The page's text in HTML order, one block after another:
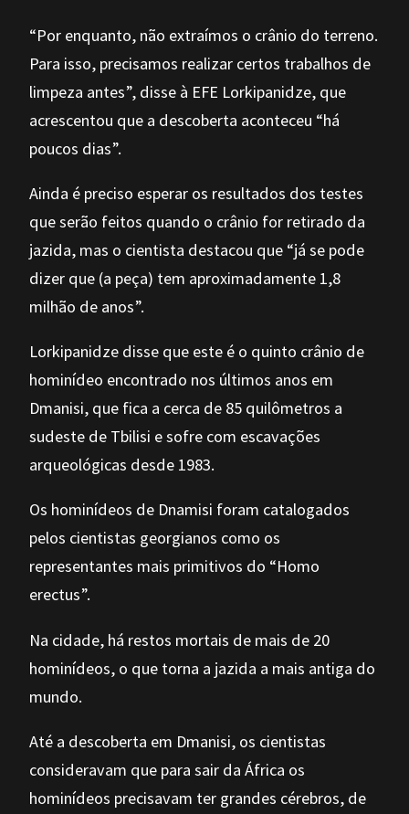
“Por enquanto, não extraímos o crânio do terreno.
Para isso, precisamos realizar certos trabalhos de
limpeza antes”, disse à EFE Lorkipanidze, que
acrescentou que a descoberta aconteceu “há
poucos dias”.
Ainda é preciso esperar os resultados dos testes
que serão feitos quando o crânio for retirado da
jazida, mas o cientista destacou que “já se pode
dizer que (a peça) tem aproximadamente 1,8
milhão de anos”.
Lorkipanidze disse que este é o quinto crânio de
hominídeo encontrado nos últimos anos em
Dmanisi, que fica a cerca de 85 quilômetros a
sudeste de Tbilisi e sofre com escavações
arqueológicas desde 1983.
Os hominídeos de Dnamisi foram catalogados
pelos cientistas georgianos como os
representantes mais primitivos do “Homo
erectus”.
Na cidade, há restos mortais de mais de 20
hominídeos, o que torna a jazida a mais antiga do
mundo.
Até a descoberta em Dmanisi, os cientistas
consideravam que para sair da África os
hominídeos precisavam ter grandes cérebros, de